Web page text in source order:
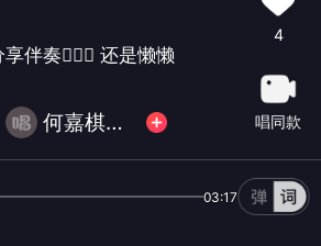
伴奏🙆🏻‍♀️ 还是懒懒
何嘉棋MusicK
4
唱同款
03:17